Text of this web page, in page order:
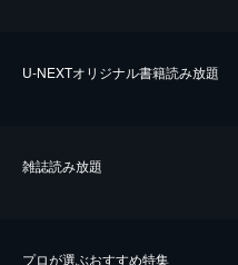
U-NEXTオリジナル書籍読み放題
雑誌読み放題
プロが選ぶおすすめ特集